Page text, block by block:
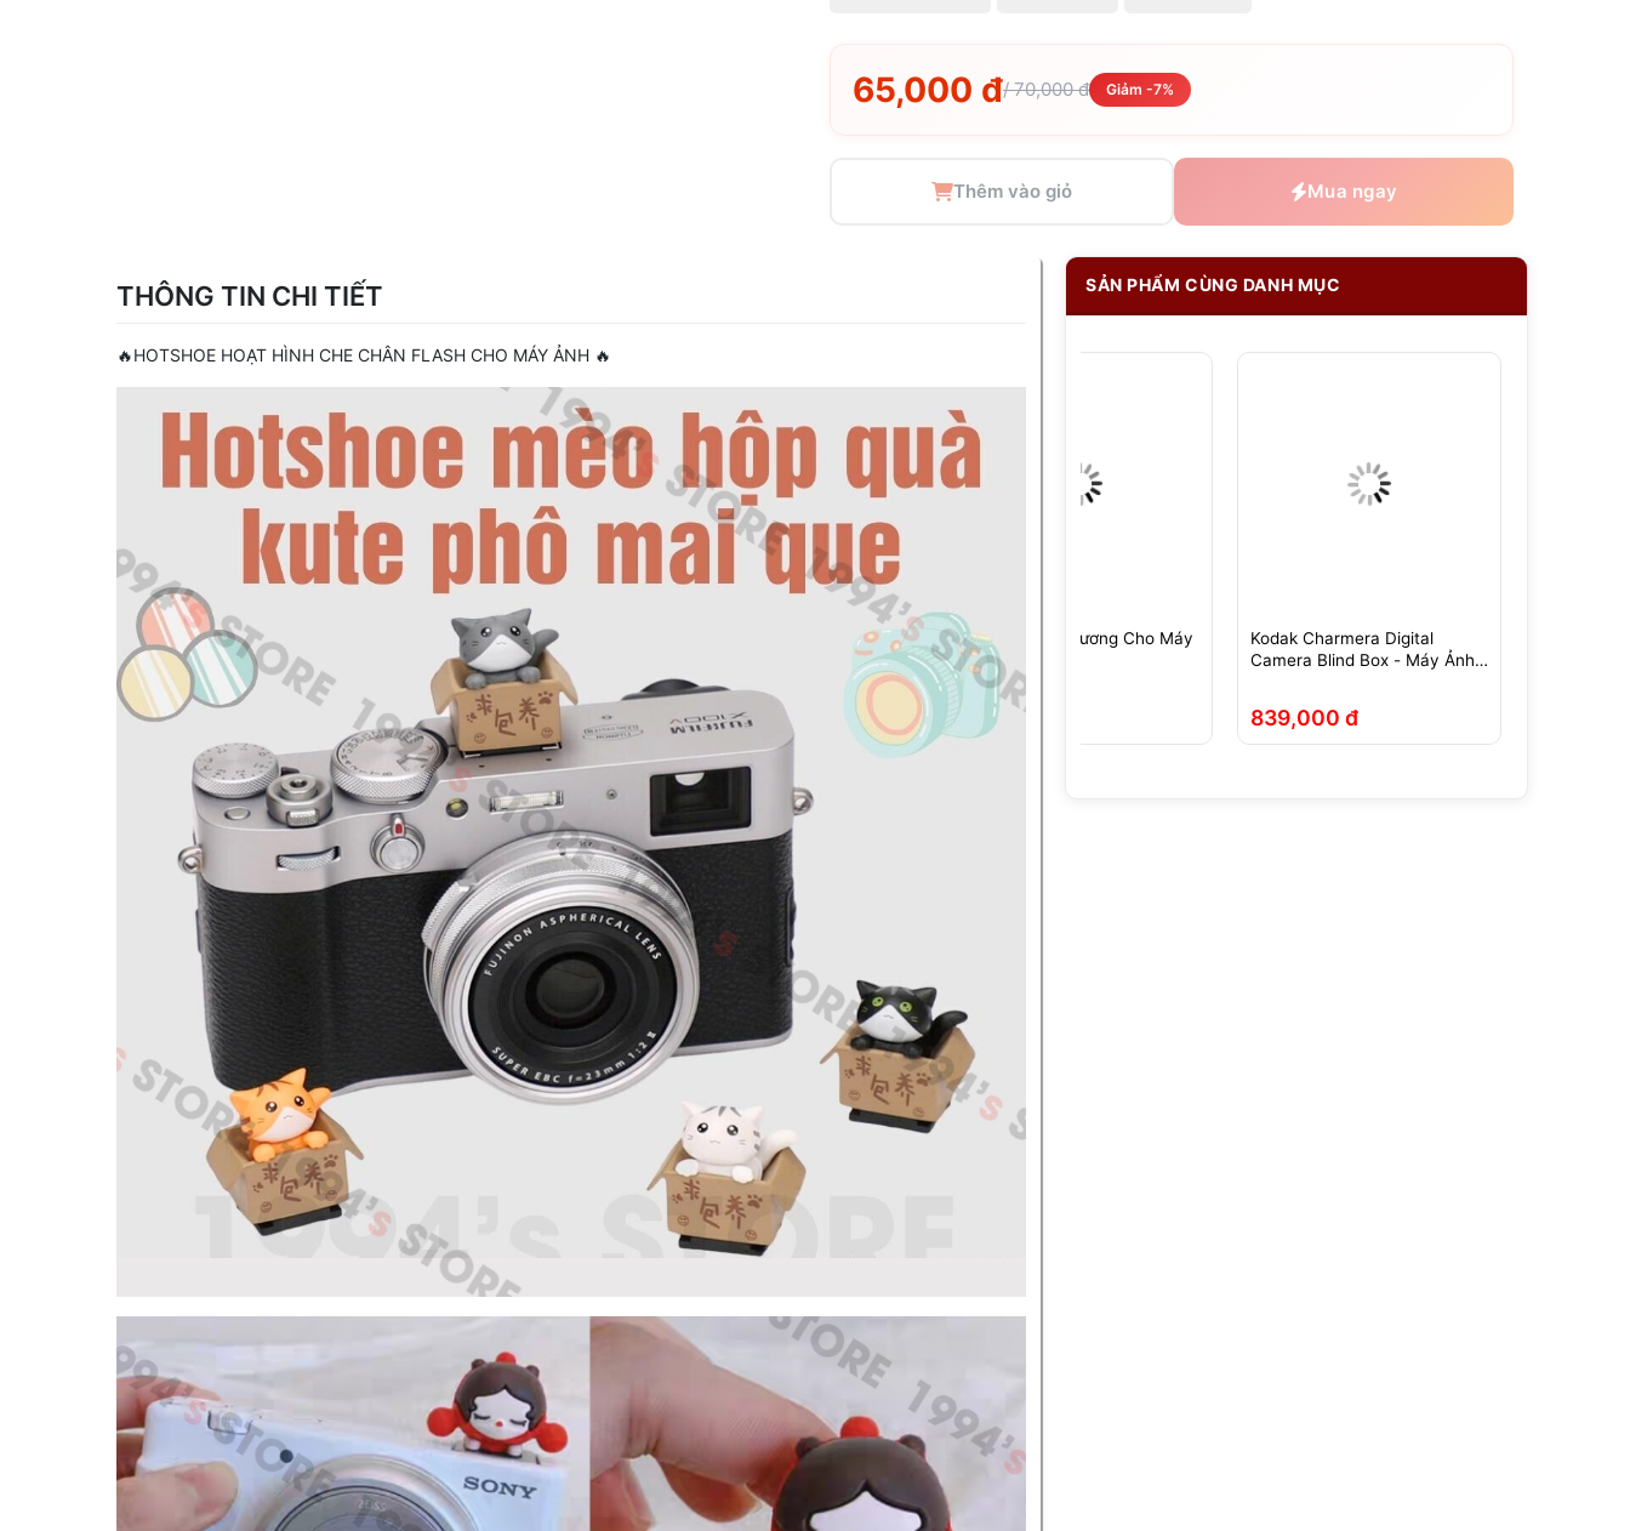
65,000 đ/ 70,000 đ Giảm -7%
Thêm vào giỏ Mua ngay
THÔNG TIN CHI TIẾT
🔥HOTSHOE HOẠT HÌNH CHE CHÂN FLASH CHO MÁY ẢNH 🔥
SẢN PHẨM CÙNG DANH MỤC
Camera Blind Box - Máy Ảnh
Móc Chìa Khóa
839,000 đ
Hotshoe Dễ Thương Cho Máy
Ảnh
65,000 đ
Kodak Charmera Digital
Camera Blind Box - Máy Ảnh
839,000 đ